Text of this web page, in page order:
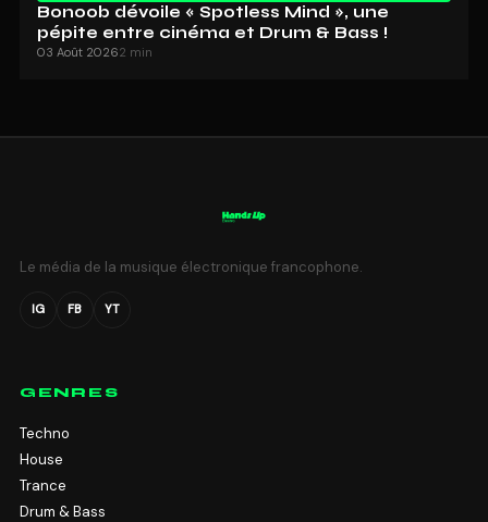
Bonoob dévoile « Spotless Mind », une
pépite entre cinéma et Drum & Bass !
03 Août 20262 min
Le média de la musique électronique francophone.
IG FB YT
GENRES
Techno
House
Trance
Drum & Bass